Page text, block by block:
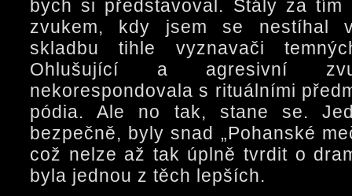
bych si představoval. Stály za tím
zvukem, kdy jsem se nestíhal
skladbu tihle vyznavači
Ohlušující a agresivní
nekorespondovala s rituálními
pódia. Ale no tak, stane se.
bezpečně, byly snad „Pohanské
což nelze až tak úplně tvrdit o
byla jednou z těch lepších.